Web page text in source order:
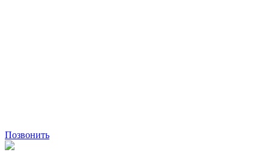
Позвонить